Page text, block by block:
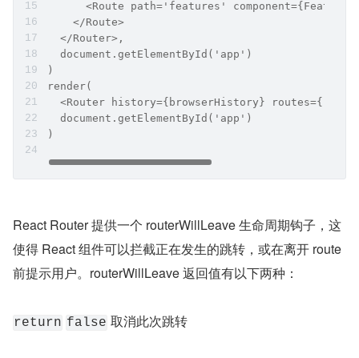
<Route path='features'
    </Route>
  </Router>,
  document.getElementById('app')
)
render(
<Router history={browserHistory}
  document.getElementById('app')
)
React Router 提供一个 routerWillLeave 生命周期钩子，这
使得 React 组件可以拦截正在发生的跳转，或在离开 route
前提示用户。routerWillLeave 返回值有以下两种：
return false 取消此次跳转